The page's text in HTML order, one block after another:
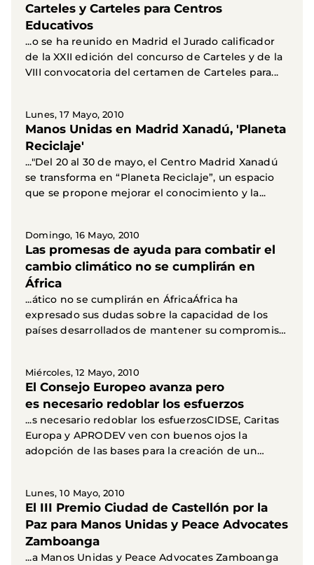
Carteles y Carteles para Centros
Educativos
...o se ha reunido en Madrid el Jurado calificador
de la XXII edición del concurso de Carteles y de la
VIII convocatoria del certamen de Carteles para...
Lunes, 17 Mayo, 2010
Manos Unidas en Madrid Xanadú, 'Planeta
Reciclaje'
..."Del 20 al 30 de mayo, el Centro Madrid Xanadú
se transforma en “Planeta Reciclaje”, un espacio
que se propone mejorar el conocimiento y la...
Domingo, 16 Mayo, 2010
Las promesas de ayuda para combatir el
cambio climático no se cumplirán en
África
...ático no se cumplirán en ÁfricaÁfrica ha
expresado sus dudas sobre la capacidad de los
países desarrollados de mantener su compromiso
Miércoles, 12 Mayo, 2010
El Consejo Europeo avanza pero
es necesario redoblar los esfuerzos
...s necesario redoblar los esfuerzosCIDSE, Caritas
Europa y APRODEV ven con buenos ojos la
adopción de las bases para la creación de un
Lunes, 10 Mayo, 2010
El III Premio Ciudad de Castellón por la
Paz para Manos Unidas y Peace Advocates
Zamboanga
...a Manos Unidas y Peace Advocates Zamboanga